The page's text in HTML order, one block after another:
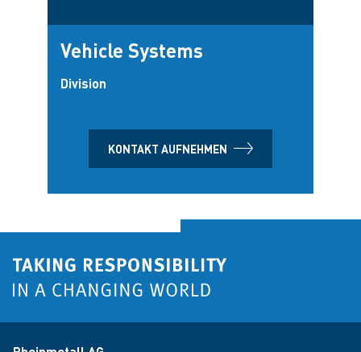
Vehicle Systems
Division
KONTAKT AUFNEHMEN